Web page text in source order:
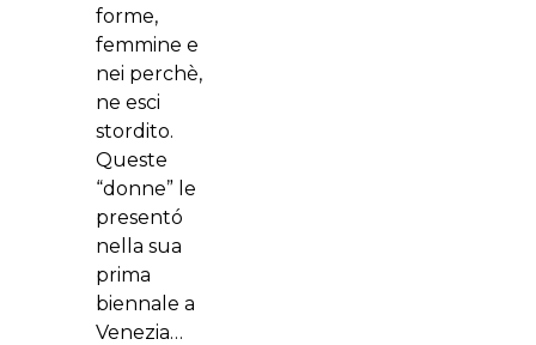
forme,
femmine e
nei perchè,
ne esci
stordito.
Queste
“donne” le
presentó
nella sua
prima
biennale a
Venezia…